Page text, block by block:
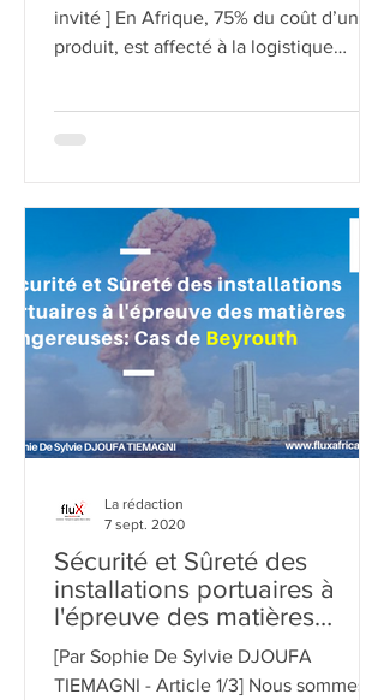
[ Par Marc BIEGNIEBE - Contributeur
invité ] En Afrique, 75% du coût d’un
contre seulement 5% aux...
Sécurité et Sûreté des
installations portuaires à
l'épreuve des matières
dangereuses:Cas de
[Par Sophie De Sylvie DJOUFA
7 sept. 2020